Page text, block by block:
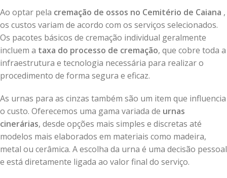
Ao optar pela cremação de ossos no Cemitério de Caiana ,
os custos variam de acordo com os serviços selecionados.
Os pacotes básicos de cremação individual geralmente
incluem a taxa do processo de cremação, que cobre toda a
infraestrutura e tecnologia necessária para realizar o
procedimento de forma segura e eficaz.
As urnas para as cinzas também são um item que influencia
o custo. Oferecemos uma gama variada de urnas
cinerárias, desde opções mais simples e discretas até
modelos mais elaborados em materiais como madeira,
metal ou cerâmica. A escolha da urna é uma decisão pessoal
e está diretamente ligada ao valor final do serviço.